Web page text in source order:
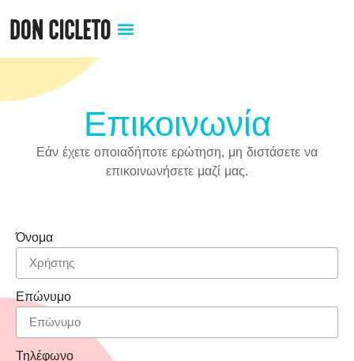
Επικοινωνία
Εάν έχετε οποιαδήποτε ερώτηση, μη διστάσετε να
επικοινωνήσετε μαζί μας.
Όνομα
Επώνυμο
Τηλέφωνο